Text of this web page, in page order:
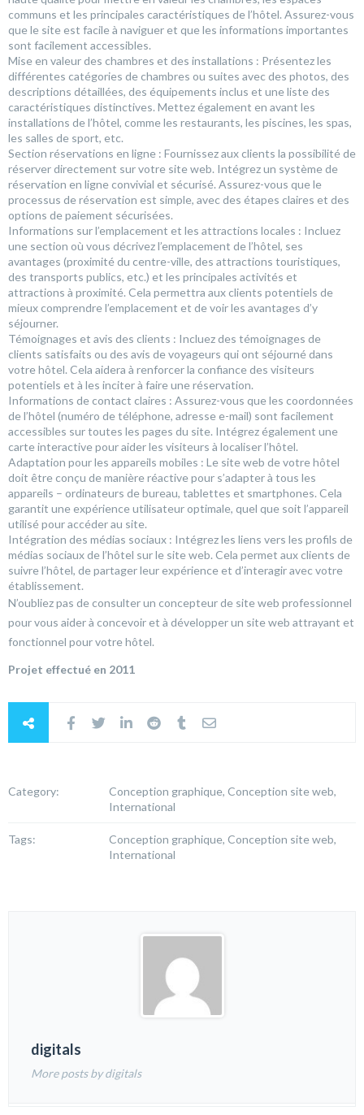
communs et les principales caractéristiques de l’hôtel. Assurez-vous
que le site est facile à naviguer et que les informations importantes
sont facilement accessibles.
Mise en valeur des chambres et des installations : Présentez les
différentes catégories de chambres ou suites avec des photos, des
descriptions détaillées, des équipements inclus et une liste des
caractéristiques distinctives. Mettez également en avant les
installations de l’hôtel, comme les restaurants, les piscines, les spas,
les salles de sport, etc.
Section réservations en ligne : Fournissez aux clients la possibilité de
réserver directement sur votre site web. Intégrez un système de
réservation en ligne convivial et sécurisé. Assurez-vous que le
processus de réservation est simple, avec des étapes claires et des
options de paiement sécurisées.
Informations sur l’emplacement et les attractions locales : Incluez
une section où vous décrivez l’emplacement de l’hôtel, ses
avantages (proximité du centre-ville, des attractions touristiques,
des transports publics, etc.) et les principales activités et
attractions à proximité. Cela permettra aux clients potentiels de
mieux comprendre l’emplacement et de voir les avantages d’y
séjourner.
Témoignages et avis des clients : Incluez des témoignages de
clients satisfaits ou des avis de voyageurs qui ont séjourné dans
votre hôtel. Cela aidera à renforcer la confiance des visiteurs
potentiels et à les inciter à faire une réservation.
Informations de contact claires : Assurez-vous que les coordonnées
de l’hôtel (numéro de téléphone, adresse e-mail) sont facilement
accessibles sur toutes les pages du site. Intégrez également une
carte interactive pour aider les visiteurs à localiser l’hôtel.
Adaptation pour les appareils mobiles : Le site web de votre hôtel
doit être conçu de manière réactive pour s’adapter à tous les
appareils – ordinateurs de bureau, tablettes et smartphones. Cela
garantit une expérience utilisateur optimale, quel que soit l’appareil
utilisé pour accéder au site.
Intégration des médias sociaux : Intégrez les liens vers les profils de
médias sociaux de l’hôtel sur le site web. Cela permet aux clients de
suivre l’hôtel, de partager leur expérience et d’interagir avec votre
établissement.
N’oubliez pas de consulter un concepteur de site web professionnel
pour vous aider à concevoir et à développer un site web attrayant et
fonctionnel pour votre hôtel.
Projet effectué en 2011
Category:
Conception graphique, Conception site web,
International
Tags:
Conception graphique, Conception site web,
International
digitals
More posts by digitals